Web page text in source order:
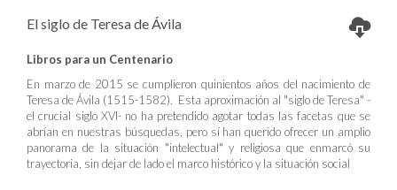
El siglo de Teresa de Ávila
Libros para un Centenario
En marzo de 2015 se cumplieron quinientos años del nacimiento de
Teresa de Ávila (1515-1582). Esta aproximación al "siglo de Teresa" -
el crucial siglo XVI- no ha pretendido agotar todas las facetas que se
abrían en nuestras búsquedas, pero sí han querido ofrecer un amplio
panorama de la situación "intelectual" y religiosa que enmarcó su
trayectoria, sin dejar de lado el marco histórico y la situación social